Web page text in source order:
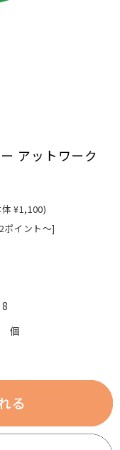
アットワーク
¥1,100)
ポイント～]
個